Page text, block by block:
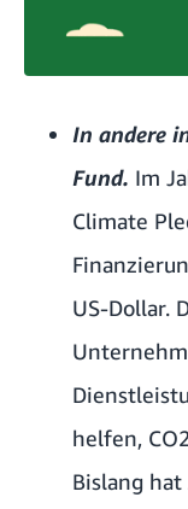
In andere
Fund. Im
Climate
US-Dollar.
helfen,
Bislang